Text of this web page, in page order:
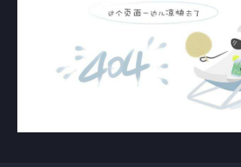
行业动态